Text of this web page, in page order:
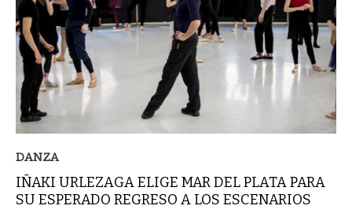
DANZA
IÑAKI URLEZAGA ELIGE MAR DEL PLATA PARA
SU ESPERADO REGRESO A LOS ESCENARIOS